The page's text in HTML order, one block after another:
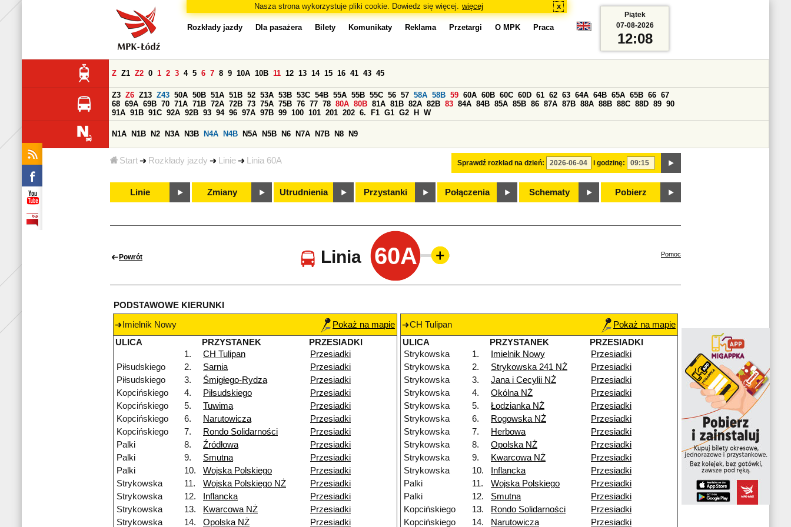
Nasza strona wykorzystuje pliki cookie. Dowiedz się więcej. więcej x
Start Rozkłady jazdy Linie Linia 60A
Rozkłady jazdy Dla pasażera Bilety Komunikaty Reklama Przetargi O MPK Praca
Sprawdź rozkład na dzień: i godzinę:
Z Z1 Z2 0 1 2 3 4 5 6 7 8 9 10A 10B 11 12 13 14 15 16 41 43 45
Z3 Z6 Z13 Z43 50A 50B 51A 51B 52 53A 53B 53C 54B 55A 55B 55C 56 57 58A 58B 59 60A 60B 60C 60D 61 62 63 64A 64B 65A 65B 66 67
68 69A 69B 70 71A 71B 72A 72B 73 75A 75B 76 77 78 80A 80B 81A 81B 82A 82B 83 84A 84B 85A 85B 86 87A 87B 88A 88B 88C 88D 89 90
91A 91B 91C 92A 92B 93 94 96 97A 97B 99 100 101 201 202 6. F1 G1 G2 H W
N1A N1B N2 N3A N3B N4A N4B N5A N5B N6 N7A N7B N8 N9
Linie Zmiany Utrudnienia Przystanki Połączenia Schematy Pobierz
Piątek
07-08-2026
12:08
Powrót Linia 60A Pomoc
PODSTAWOWE KIERUNKI
Imielnik Nowy
Pokaż na mapie
ULICA
PRZYSTANEK
PRZESIADKI
1.
CH Tulipan
Przesiadki
Piłsudskiego
2. Sarnia
Przesiadki
Piłsudskiego
3. Śmigłego-Rydza
Przesiadki
Kopcińskiego
4. Piłsudskiego
Przesiadki
Kopcińskiego
5. Tuwima
Przesiadki
Kopcińskiego
6. Narutowicza
Przesiadki
Kopcińskiego
7. Rondo Solidarności
Przesiadki
Palki
8. Źródłowa
Przesiadki
Palki
9. Smutna
Przesiadki
Palki
10. Wojska Polskiego
Przesiadki
Strykowska
11. Wojska Polskiego NŻ
Przesiadki
Strykowska
12. Inflancka
Przesiadki
Strykowska
13. Kwarcowa NŻ
Przesiadki
Strykowska
14. Opolska NŻ Przesiadki
CH Tulipan
Pokaż na mapie
ULICA
PRZYSTANEK
PRZESIADKI
Strykowska
1. Imielnik Nowy
Przesiadki
Strykowska
2. Strykowska 241 NŻ
Przesiadki
Strykowska
3. Jana i Cecylii NŻ
Przesiadki
Strykowska
4. Okólna NŻ
Przesiadki
Strykowska
5. Łodzianka NŻ
Przesiadki
Strykowska
6. Rogowska NŻ
Przesiadki
Strykowska
7. Herbowa
Przesiadki
Strykowska
8. Opolska NŻ
Przesiadki
Strykowska
9. Kwarcowa NŻ
Przesiadki
Strykowska
10. Inflancka
Przesiadki
Palki
11. Wojska Polskiego
Przesiadki
Palki
12. Smutna
Przesiadki
Kopcińskiego
13. Rondo Solidarności
Przesiadki
Kopcińskiego
14. Narutowicza Przesiadki